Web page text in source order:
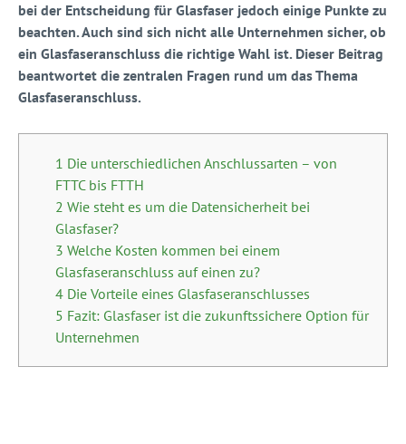
bei der Entscheidung für Glasfaser jedoch einige Punkte zu
beachten. Auch sind sich nicht alle Unternehmen sicher, ob
ein Glasfaseranschluss die richtige Wahl ist. Dieser Beitrag
beantwortet die zentralen Fragen rund um das Thema
Glasfaseranschluss.
1 Die unterschiedlichen Anschlussarten – von
FTTC bis FTTH
2 Wie steht es um die Datensicherheit bei
Glasfaser?
3 Welche Kosten kommen bei einem
Glasfaseranschluss auf einen zu?
4 Die Vorteile eines Glasfaseranschlusses
5 Fazit: Glasfaser ist die zukunftssichere Option für
Unternehmen